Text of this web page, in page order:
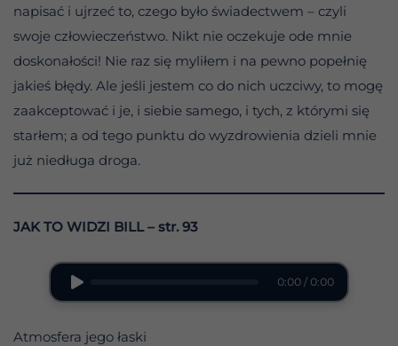
napisać i ujrzeć to, czego było świadectwem – czyli
swoje człowieczeństwo. Nikt nie oczekuje ode mnie
doskonałości! Nie raz się myliłem i na pewno popełnię
jakieś błędy. Ale jeśli jestem co do nich uczciwy, to mogę
zaakceptować i je, i siebie samego, i tych, z którymi się
starłem; a od tego punktu do wyzdrowienia dzieli mnie
już niedługa droga.
JAK TO WIDZI BILL – str. 93
0:00 / 0:00
Atmosfera jego łaski